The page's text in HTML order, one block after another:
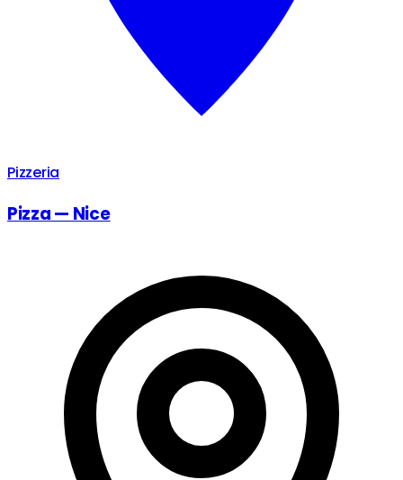
Pizzeria
Pizza — Nice